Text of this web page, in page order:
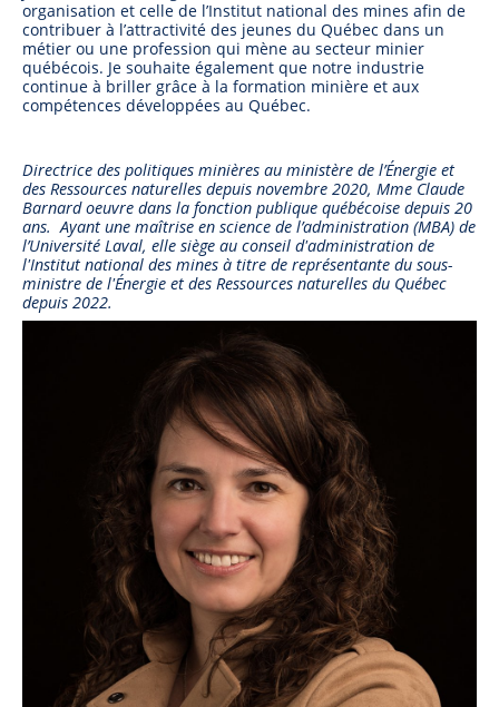
organisation et celle de l’Institut national des mines afin de
contribuer à l’attractivité des jeunes du Québec dans un
métier ou une profession qui mène au secteur minier
québécois. Je souhaite également que notre industrie
continue à briller grâce à la formation minière et aux
compétences développées au Québec.
Directrice des politiques minières au ministère de l’Énergie et
des Ressources naturelles depuis novembre 2020, Mme Claude
Barnard oeuvre dans la fonction publique québécoise depuis 20
ans. Ayant une maîtrise en science de l’administration (MBA) de
l’Université Laval, elle siège au conseil d'administration de
l'Institut national des mines à titre de représentante du sous-
ministre de l'Énergie et des Ressources naturelles du Québec
depuis 2022.